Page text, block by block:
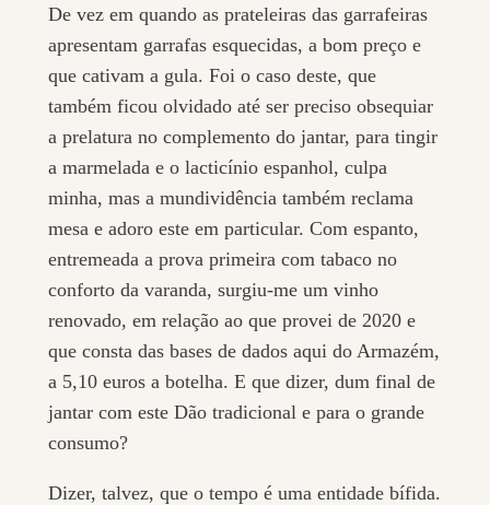
De vez em quando as prateleiras das garrafeiras
apresentam garrafas esquecidas, a bom preço e
que cativam a gula. Foi o caso deste, que
também ficou olvidado até ser preciso obsequiar
a prelatura no complemento do jantar, para tingir
a marmelada e o lacticínio espanhol, culpa
minha, mas a mundividência também reclama
mesa e adoro este em particular. Com espanto,
entremeada a prova primeira com tabaco no
conforto da varanda, surgiu-me um vinho
renovado, em relação ao que provei de 2020 e
que consta das bases de dados aqui do Armazém,
a 5,10 euros a botelha. E que dizer, dum final de
jantar com este Dão tradicional e para o grande
consumo?
Dizer, talvez, que o tempo é uma entidade bífida.